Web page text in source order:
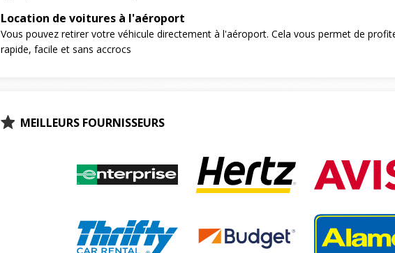
Location de voitures à l'aéroport
Vous pouvez retirer votre véhicule directement à l'aéroport. Cela vous permet de
rapide, facile et sans accrocs
MEILLEURS FOURNISSEURS